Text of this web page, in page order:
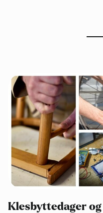
Klesbyttedager